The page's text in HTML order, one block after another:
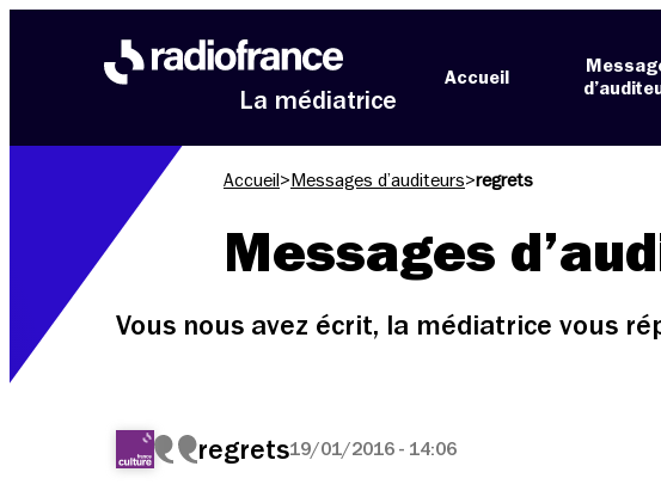
La médiatrice
Accueil
Accueil > Messages d’auditeurs>regrets
Messages
Vous nous avez écrit, la médiatrice vous
regrets19/01/2016 - 14:06